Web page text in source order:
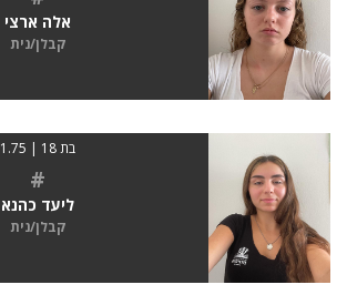
אלה ארצי
קבלן/נית
בת 18 | 1.75
#
ליעד כהנא
קבלן/נית